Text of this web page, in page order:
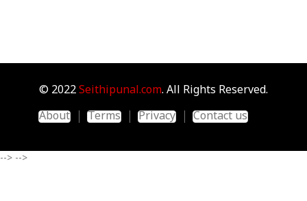
© 2022 Seithipunal.com. All Rights Reserved.
About
Terms Privacy Contact us
--> -->